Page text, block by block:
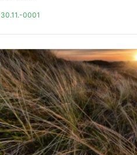
30.11.-0001